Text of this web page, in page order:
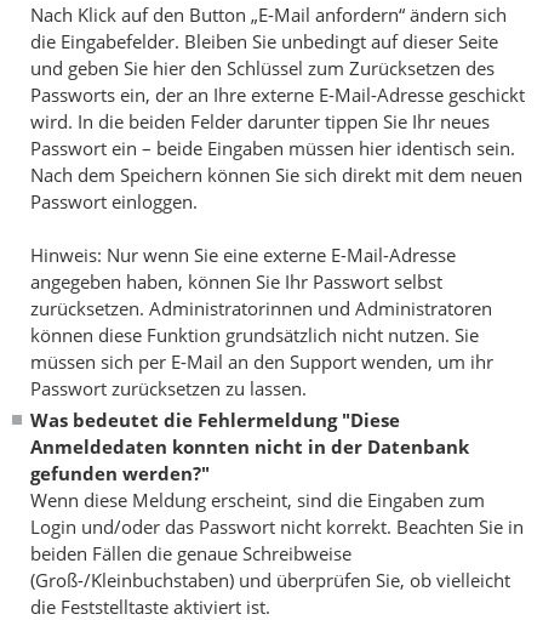
Nach Klick auf den Button „E-Mail anfordern“ ändern sich
die Eingabefelder. Bleiben Sie unbedingt auf dieser Seite
und geben Sie hier den Schlüssel zum Zurücksetzen des
Passworts ein, der an Ihre externe E-Mail-Adresse geschickt
wird. In die beiden Felder darunter tippen Sie Ihr neues
Passwort ein – beide Eingaben müssen hier identisch sein.
Nach dem Speichern können Sie sich direkt mit dem neuen
Passwort einloggen.
Hinweis: Nur wenn Sie eine externe E-Mail-Adresse
angegeben haben, können Sie Ihr Passwort selbst
zurücksetzen. Administratorinnen und Administratoren
können diese Funktion grundsätzlich nicht nutzen. Sie
müssen sich per E-Mail an den Support wenden, um ihr
Passwort zurücksetzen zu lassen.
Was bedeutet die Fehlermeldung "Diese
Anmeldedaten konnten nicht in der Datenbank
gefunden werden?"
Wenn diese Meldung erscheint, sind die Eingaben zum
Login und/oder das Passwort nicht korrekt. Beachten Sie in
beiden Fällen die genaue Schreibweise
(Groß-/Kleinbuchstaben) und überprüfen Sie, ob vielleicht
die Feststelltaste aktiviert ist.